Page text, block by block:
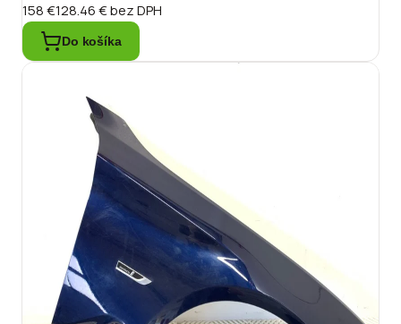
158 €128.46 €bez DPH
Do košíka